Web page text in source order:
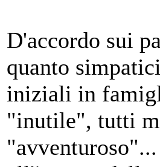
D'accordo sui
quanto
iniziali in
"inutile", tutti